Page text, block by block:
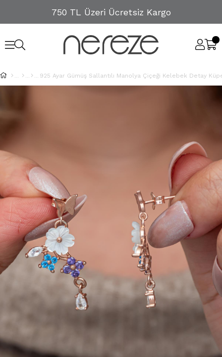
750 TL Üzeri Ücretsiz Kargo
925 Ayar Gümüş Sallantılı Manolya Çiçeği Kelebek Detay